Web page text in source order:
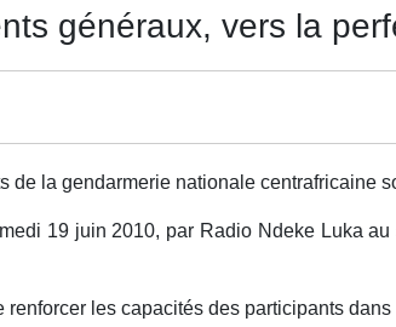
généraux, vers la
de la gendarmerie nationale centrafricaine
19 juin 2010, par Radio Ndeke Luka
renforcer les capacités des participants